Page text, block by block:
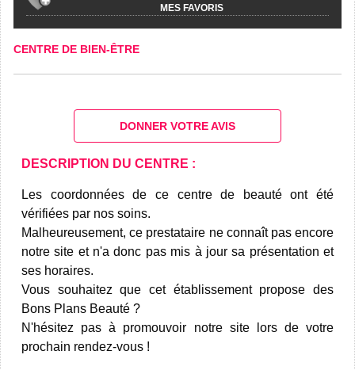
MES FAVORIS
CENTRE DE BIEN-ÊTRE
DONNER VOTRE AVIS
DESCRIPTION DU CENTRE :
Les coordonnées de ce centre de beauté ont été
vérifiées par nos soins.
Malheureusement, ce prestataire ne connaît pas encore
notre site et n'a donc pas mis à jour sa présentation et
ses horaires.
Vous souhaitez que cet établissement propose des
Bons Plans Beauté ?
N'hésitez pas à promouvoir notre site lors de votre
prochain rendez-vous !